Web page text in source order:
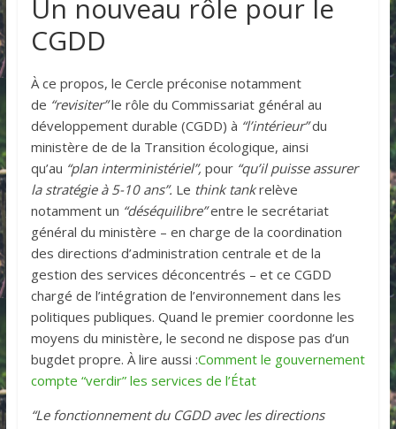
Un nouveau rôle pour le
CGDD
À ce propos, le Cercle préconise notamment
de “revisiter”le rôle du Commissariat général au
développement durable (CGDD) à “l’intérieur”du
ministère de de la Transition écologique, ainsi
qu’au “plan interministériel”, pour “qu’il puisse assurer
la stratégie à 5-10 ans”. Le think tankrelève
notamment un “déséquilibre”entre le secrétariat
général du ministère – en charge de la coordination
des directions d’administration centrale et de la
gestion des services déconcentrés – et ce CGDD
chargé de l’intégration de l’environnement dans les
politiques publiques. Quand le premier coordonne les
moyens du ministère, le second ne dispose pas d’un
bugdet propre. À lire aussi :Comment le gouvernement
compte “verdir” les services de l’État
“Le fonctionnement du CGDD avec les directions